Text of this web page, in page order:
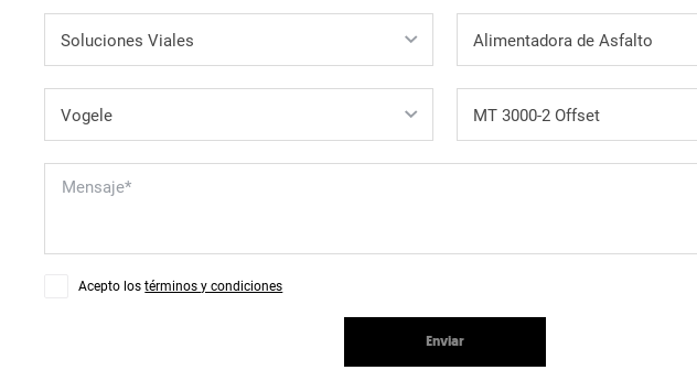
Acepto lostérminos y condiciones
Enviar